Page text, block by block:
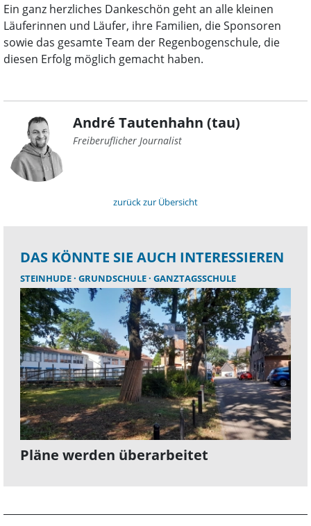
Ein ganz herzliches Dankeschön geht an alle kleinen
Läuferinnen und Läufer, ihre Familien, die Sponsoren
sowie das gesamte Team der Regenbogenschule, die
diesen Erfolg möglich gemacht haben.
André Tautenhahn (tau)
Freiberuflicher Journalist
zurück zur Übersicht
DAS KÖNNTE SIE AUCH INTERESSIEREN
STEINHUDE GRUNDSCHULE GANZTAGSSCHULE
Pläne werden überarbeitet